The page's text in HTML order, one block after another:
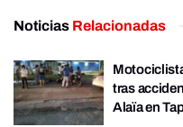
Noticias Relacionadas
tras
Alaïa en